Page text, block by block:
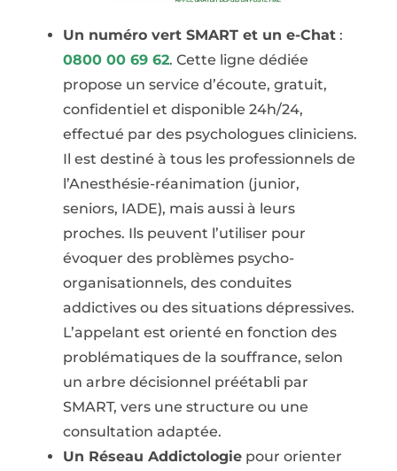
Un numéro vert SMART et un e-Chat:
0800 00 69 62. Cette ligne dédiée
propose un service d’écoute, gratuit,
confidentiel et disponible 24h/24,
effectué par des psychologues cliniciens.
Il est destiné à tous les professionnels de
l’Anesthésie-réanimation (junior,
seniors, IADE), mais aussi à leurs
proches. Ils peuvent l’utiliser pour
évoquer des problèmes psycho-
organisationnels, des conduites
addictives ou des situations dépressives.
L’appelant est orienté en fonction des
problématiques de la souffrance, selon
un arbre décisionnel préétabli par
SMART, vers une structure ou une
consultation adaptée.
Un Réseau Addictologiepour orienter